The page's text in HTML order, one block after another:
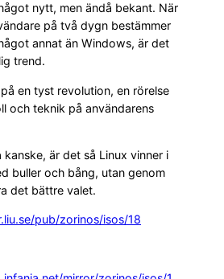
nytt, men ändå bekant. När
på två dygn bestämmer
annat än Windows, är det
trend.
en tyst revolution, en rörelse
och teknik på användarens
kanske, är det så Linux vinner i
buller och bång, utan genom
det bättre valet.
pub/zorinos/isos/18